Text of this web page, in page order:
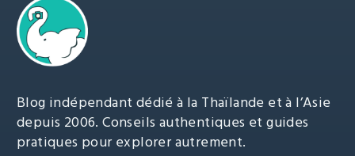
Blog indépendant dédié à la Thaïlande et à l’Asie
depuis 2006. Conseils authentiques et guides
pratiques pour explorer autrement.